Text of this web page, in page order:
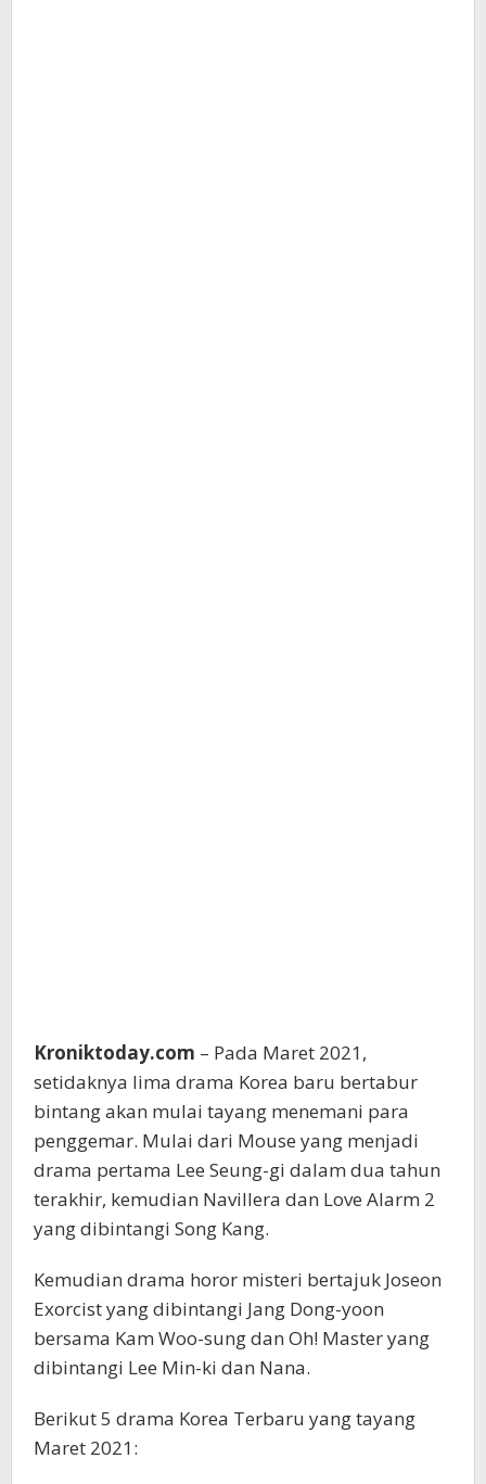
Kroniktoday.com – Pada Maret 2021,
setidaknya lima drama Korea baru bertabur
bintang akan mulai tayang menemani para
penggemar. Mulai dari Mouse yang menjadi
drama pertama Lee Seung-gi dalam dua tahun
terakhir, kemudian Navillera dan Love Alarm 2
yang dibintangi Song Kang.
Kemudian drama horor misteri bertajuk Joseon
Exorcist yang dibintangi Jang Dong-yoon
bersama Kam Woo-sung dan Oh! Master yang
dibintangi Lee Min-ki dan Nana.
Berikut 5 drama Korea Terbaru yang tayang
Maret 2021: